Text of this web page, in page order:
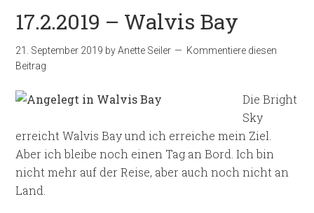
17.2.2019 – Walvis Bay
21. September 2019 byAnette Seiler
Kommentiere diesen
Beitrag
Die Bright
Sky
erreicht Walvis Bay und ich erreiche mein Ziel.
Aber ich bleibe noch einen Tag an Bord. Ich bin
nicht mehr auf der Reise, aber auch noch nicht an
Land.